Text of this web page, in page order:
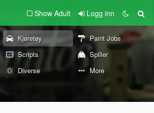
Show Adult Logg inn
Kjøretøy
Paint Jobs
Scripts
Spiller
Diverse More